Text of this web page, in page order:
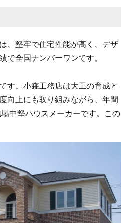
、堅牢で住宅性能が高く、デザ
全国ナンバーワンです。
す。小森工務店は大工の育成と
向上にも取り組みながら、年間
中堅ハウスメーカーです。この